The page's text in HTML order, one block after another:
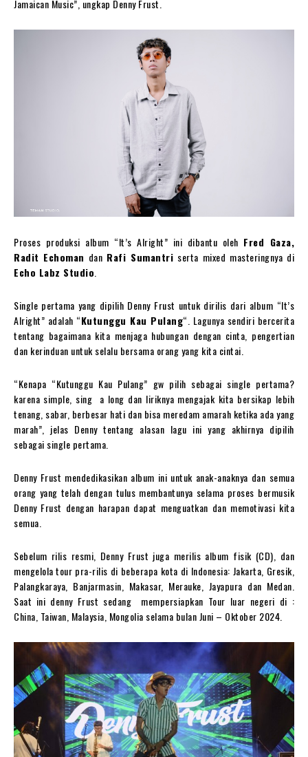
Jamaican Music”, ungkap Denny Frust.
Proses produksi album “It’s Alright” ini dibantu oleh Fred Gaza,
Radit Echoman dan Rafi Sumantri serta mixed masteringnya di
Echo Labz Studio
Single pertama yang dipilih Denny Frust untuk dirilis dari album “It’s
Alright” adalah “Kutunggu Kau Pulang“. Lagunya sendiri bercerita
tentang bagaimana kita menjaga hubungan dengan cinta, pengertian
dan kerinduan untuk selalu bersama orang yang kita cintai.
“Kenapa “Kutunggu Kau Pulang” gw pilih sebagai single pertama?
karena simple, sing a long dan liriknya mengajak kita bersikap lebih
tenang, sabar, berbesar hati dan bisa meredam amarah ketika ada yang
marah”, jelas Denny tentang alasan lagu ini yang akhirnya dipilih
sebagai single pertama.
Denny Frust mendedikasikan album ini untuk anak-anaknya dan semua
orang yang telah dengan tulus membantunya selama proses bermusik
Denny Frust dengan harapan dapat menguatkan dan memotivasi kita
semua.
Sebelum rilis resmi, Denny Frust juga merilis album fisik (CD), dan
mengelola tour pra-rilis di beberapa kota di Indonesia: Jakarta, Gresik,
Palangkaraya, Banjarmasin, Makasar, Merauke, Jayapura dan Medan.
Saat ini denny Frust sedang mempersiapkan Tour luar negeri di :
China, Taiwan, Malaysia, Mongolia selama bulan Juni – Oktober 2024.